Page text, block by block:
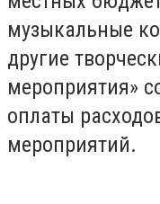
музыкальные
другие
мероприятия»
оплаты
мероприятий.